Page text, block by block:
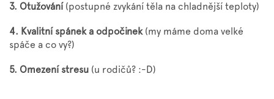
3. Otužování (postupné zvykání těla na chladnější teploty)
4. Kvalitní spánek a odpočinek(my máme doma velké
spáče a co vy?)
5. Omezení stresu (u rodičů? :-D)